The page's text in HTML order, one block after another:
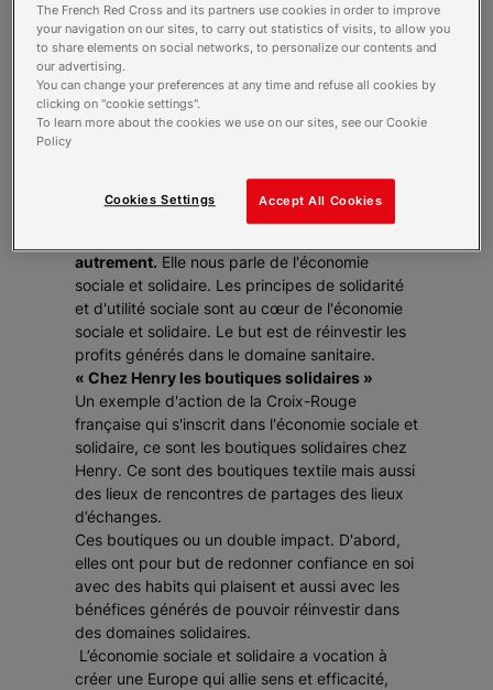
« L’économie sociale et solidaire a vocation à
créer une Europe qui allie sens et efficacité,
c'est le modèle que l’on veut pour l'avenir. »
Célia et Loli, deux jeunes engagées,
ambassadrices présidence française de l’Union
En tant qu'actrice du monde de demain, Célia a
autrement. Elle nous parle de l'économie
sociale et solidaire. Les principes de solidarité
et d'utilité sociale sont au cœur de l'économie
sociale et solidaire. Le but est de réinvestir les
profits générés dans le domaine sanitaire.
« Chez Henry les boutiques solidaires »
Un exemple d'action de la Croix-Rouge
française qui s'inscrit dans l'économie sociale et
solidaire, ce sont les boutiques solidaires chez
Henry. Ce sont des boutiques textile mais aussi
des lieux de rencontres de partages des lieux
d’échanges.
Ces boutiques ou un double impact. D'abord,
elles ont pour but de redonner confiance en soi
avec des habits qui plaisent et aussi avec les
bénéfices générés de pouvoir réinvestir dans
des domaines solidaires.
L’économie sociale et solidaire a vocation à
créer une Europe qui allie sens et efficacité,
The French Red Cross and its partners use cookies in order to improve
your navigation on our sites, to carry out statistics of visits, to allow you
to share elements on social networks, to personalize our contents and
our advertising.
You can change your preferences at any time and refuse all cookies by
clicking on "cookie settings".
To learn more about the cookies we use on our sites, see our Cookie
Policy
Accept All Cookies
Cookies Settings